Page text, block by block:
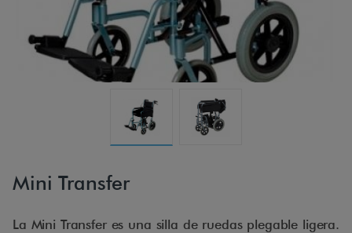
Mini Transfer
La Mini Transfer es una silla de ruedas plegable ligera.